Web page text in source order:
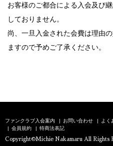
お客様のご都合による入会及び
しておりません。
尚、一旦入金された会費は理由
ますので予めご了承ください。
ファンクラブ入会案内 お問い合わせ よく
会員規約
特商法表記
Copyright©Michie Nakamaru All Rights